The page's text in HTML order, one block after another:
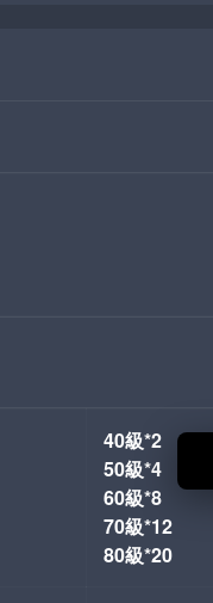
40級*2
50級*4
60級*8
70級*12
80級*20